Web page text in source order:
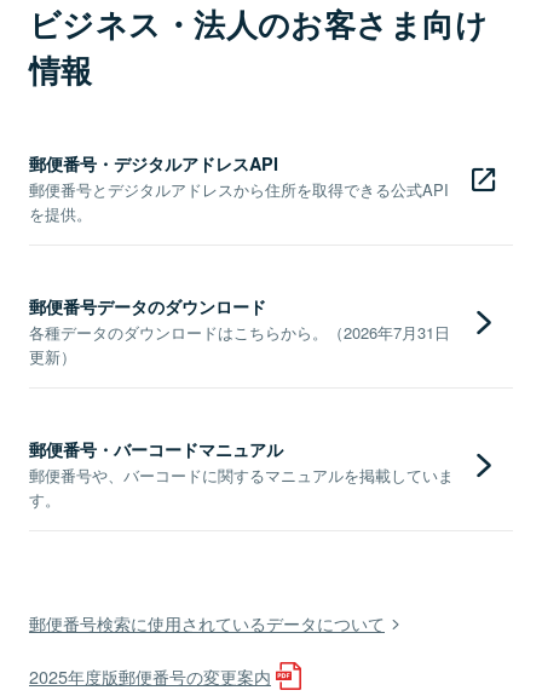
ビジネス・法人のお客さま向け
情報
郵便番号・デジタルアドレスAPI
郵便番号とデジタルアドレスから住所を取得できる公式API
を提供。
郵便番号データのダウンロード
各種データのダウンロードはこちらから。（2026年7月31日
更新）
郵便番号・バーコードマニュアル
郵便番号や、バーコードに関するマニュアルを掲載していま
す。
郵便番号検索に使用されているデータについて
2025年度版郵便番号の変更案内